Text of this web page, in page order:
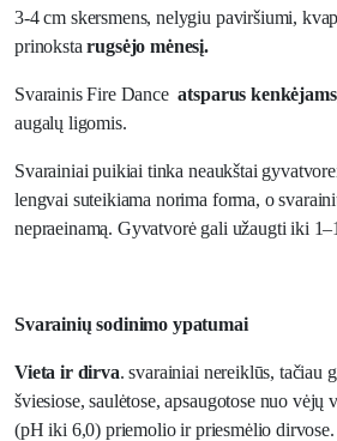
3-4 cm skersmens, nelygiu paviršiumi,
prinokstarugsėjo mėnesį.
Svarainis Fire Danceatsparus
augalų ligomis.
Svarainiai puikiai tinka neaukštai
lengvai suteikiama norima forma, o
nepraeinamą. Gyvatvorė gali užaugti iki
Svarainių sodinimo ypatumai
Vieta ir dirva. svarainiai nereiklūs, tačiau
šviesiose, saulėtose, apsaugotose nuo vėjų
(pH iki 6,0) priemolio ir priesmėlio